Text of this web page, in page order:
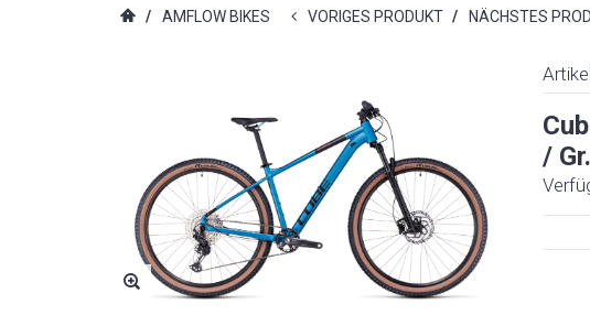
Sie haben keine Artikel in Ihrem Warenkorb
/ AMFLOW BIKES VORIGES PRODUKT / NÄCHSTES
/